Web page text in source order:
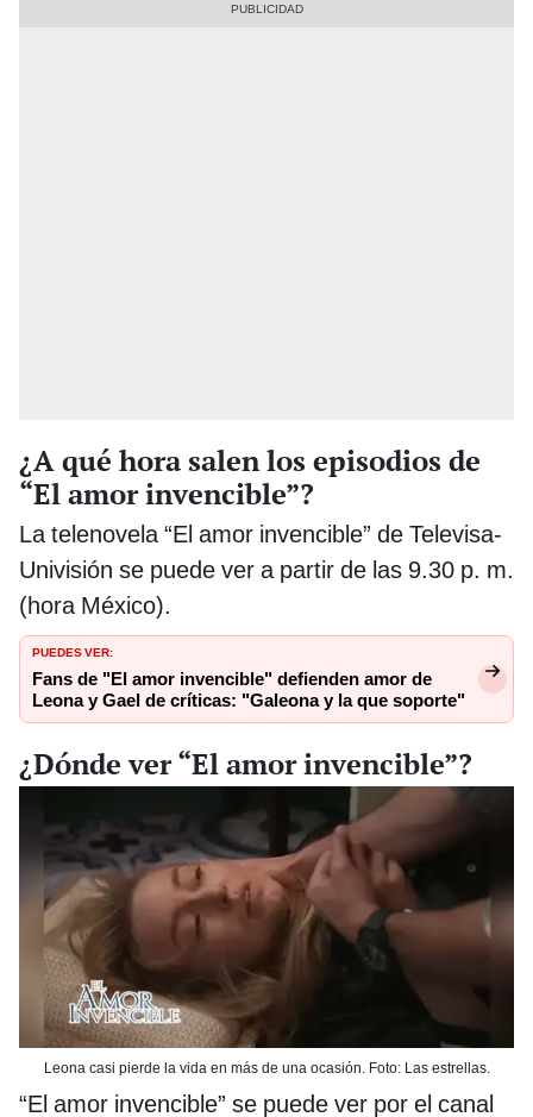
¿A qué hora salen los episodios de
“El amor invencible”?
La telenovela “El amor invencible” de Televisa-
Univisión se puede ver a partir de las 9.30 p. m.
(hora México).
PUEDES VER:
Fans de "El amor invencible" defienden amor de
Leona y Gael de críticas: "Galeona y la que soporte"
¿Dónde ver “El amor invencible”?
Leona casi pierde la vida en más de una ocasión. Foto: Las estrellas.
“El amor invencible” se puede ver por el canal